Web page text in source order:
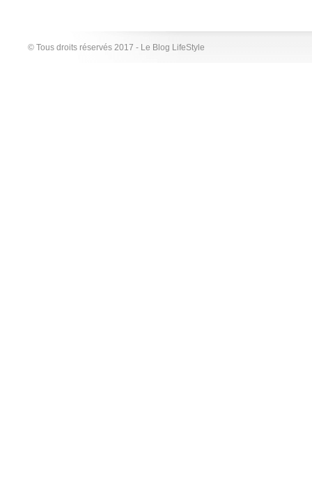
© Tous droits réservés 2017 - Le Blog LifeStyle